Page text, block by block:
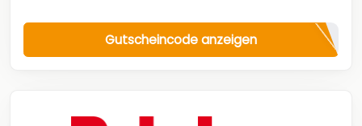
Gutscheincode anzeigen